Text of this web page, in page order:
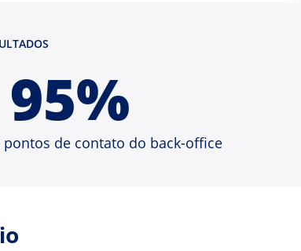
95%
de contato do back-office